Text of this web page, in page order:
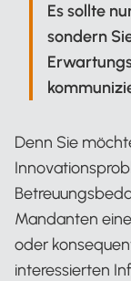
Es sollte
sondern
Denn Sie
Mandanten
oder
interessierten